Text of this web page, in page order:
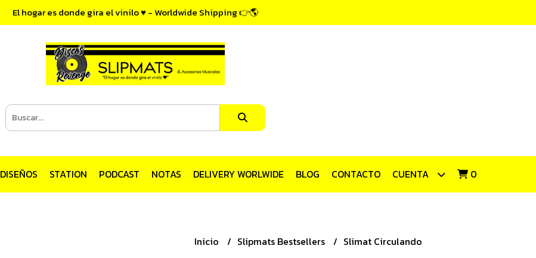
El hogar es donde gira el vinilo ♥ - Worldwide Shipping 👉🌎
DISEÑOS STATION PODCAST NOTAS DELIVERY WORLWIDE BLOG CONTACTO CUENTA 0
Inicio Slipmats Bestsellers Slimat Circulando